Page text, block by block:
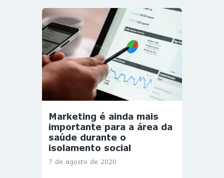
Marketing é ainda mais
importante para a área da
saúde durante o
isolamento social
7 de agosto de 2020